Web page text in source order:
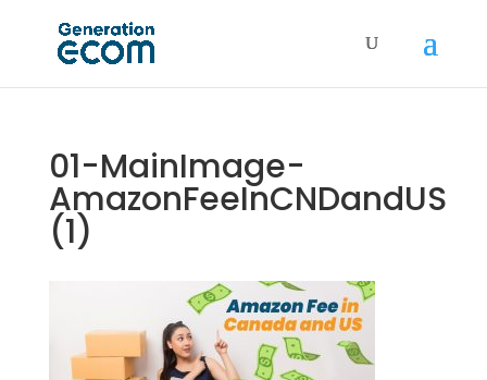
01-MainImage-
AmazonFeeInCNDandUS
(1)